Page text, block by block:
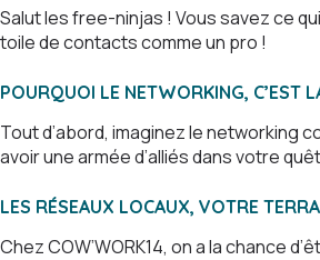
Salut les free-ninjas ! Vous savez ce
toile de contacts comme un pro !
POURQUOI LE NETWORKING, C’EST
Tout d’abord, imaginez le networking
avoir une armée d’alliés dans votre
LES RÉSEAUX LOCAUX, VOTRE
Chez COW’WORK14, on a la chance